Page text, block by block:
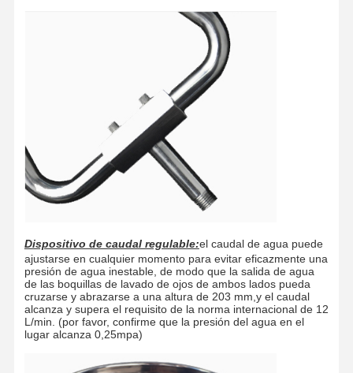
OS
Noticias
Blog Ahora Charle
Enjuague de ojos con agua templada
Estación de lavado de ojos montada en la pared
Estación de lavado de ojos en el mostrador
Estación de lavado de ojos con pedal de pie
Dispositivo de caudal regulable:el caudal de agua puede
ajustarse en cualquier momento para evitar eficazmente una
presión de agua inestable, de modo que la salida de agua
de las boquillas de lavado de ojos de ambos lados pueda
cruzarse y abrazarse a una altura de 203 mm,y el caudal
alcanza y supera el requisito de la norma internacional de 12
L/min. (por favor, confirme que la presión del agua en el
lugar alcanza 0,25mpa)